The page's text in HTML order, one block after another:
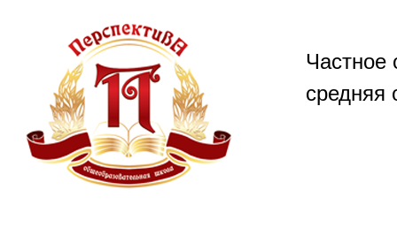
содержимому
Частное
средняя